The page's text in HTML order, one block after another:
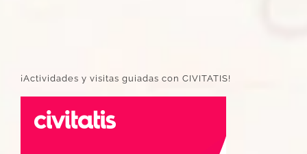
¡Actividades y visitas guiadas con CIVITATIS!